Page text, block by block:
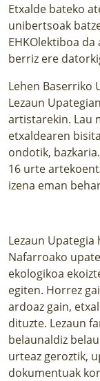
Etxalde bateko
unibertsoak
EHKOlektiboa
berriz ere
Lehen Baserriko
Lezaun
artistarekin. Lau
etxaldearen
ondotik,
16 urte
izena eman
Lezaun
Nafarroako
ekologikoa
egiten. Horrez
ardoaz gain,
dituzte. Lezaun
belaunaldiz
urteaz geroztik,
dokumentuak